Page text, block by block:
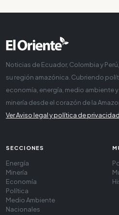
Noticias de Ecuador, Colombia y
su región amazónica. Cubriendo
economía, energía, medio ambiente y
minería desde el corazón de la
Ver Aviso legal y política de privacidad
SECCIONES
Energía
Minería
Economía
Política
Medio Ambiente
Nacionales